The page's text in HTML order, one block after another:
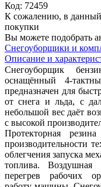
Код: 72459
К сожалению, в данный
покупки
Вы можете подобрать
Снегоуборщики и
Описание и
Снегоуборщик
оснащённый 4-
предназначен для
от снега и льда, с
небольшой вес даёт
с высокой
Протекторная
производительности
облегчения запуска
топлива. Воздушная
перегрев рабочих